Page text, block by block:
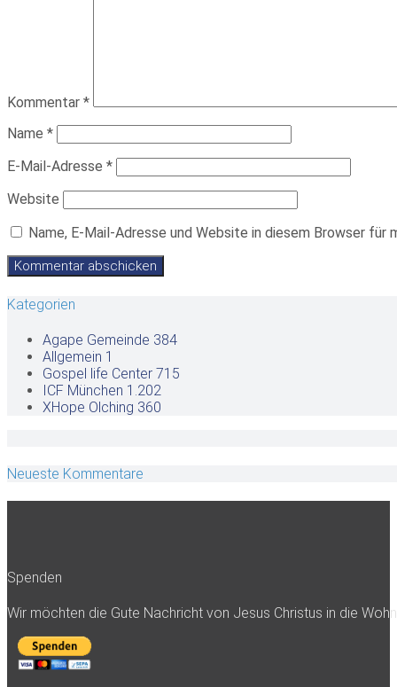
Kommentar *
Name *
E-Mail-Adresse *
Website
Name, E-Mail-Adresse und Website in diesem Browser für
Kategorien
Agape Gemeinde 384
Allgemein 1
Gospel life Center 715
ICF München 1.202
XHope Olching 360
Neueste Kommentare
Spenden
Wir möchten die Gute Nachricht von Jesus Christus in die